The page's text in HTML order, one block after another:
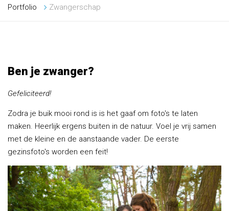
Portfolio Zwangerschap
Ben je zwanger?
Gefeliciteerd!
Zodra je buik mooi rond is is het gaaf om foto's te laten
maken. Heerlijk ergens buiten in de natuur. Voel je vrij samen
met de kleine en de aanstaande vader. De eerste
gezinsfoto's worden een feit!